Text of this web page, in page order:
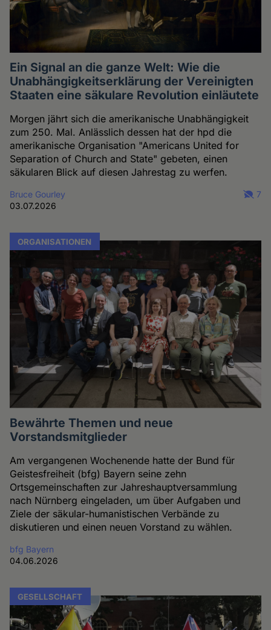
Ein Signal an die ganze Welt: Wie die
Unabhängigkeitserklärung der Vereinigten
Staaten eine säkulare Revolution einläutete
Morgen jährt sich die amerikanische Unabhängigkeit
zum 250. Mal. Anlässlich dessen hat der hpd die
amerikanische Organisation "Americans United for
Separation of Church and State" gebeten, einen
säkularen Blick auf diesen Jahrestag zu werfen.
Bruce Gourley
03.07.2026
7
ORGANISATIONEN
Bewährte Themen und neue
Vorstandsmitglieder
Am vergangenen Wochenende hatte der Bund für
Geistesfreiheit (bfg) Bayern seine zehn
Ortsgemeinschaften zur Jahreshauptversammlung
nach Nürnberg eingeladen, um über Aufgaben und
Ziele der säkular-humanistischen Verbände zu
diskutieren und einen neuen Vorstand zu wählen.
bfg Bayern
04.06.2026
GESELLSCHAFT